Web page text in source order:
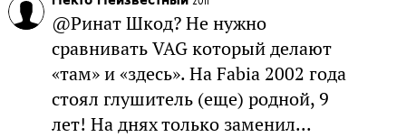
@Ринат Шкод? Не нужно
сравнивать VAG который делают
«там» и «здесь». На Fabia 2002 года
стоял глушитель (еще) родной, 9
лет! На днях только заменил...